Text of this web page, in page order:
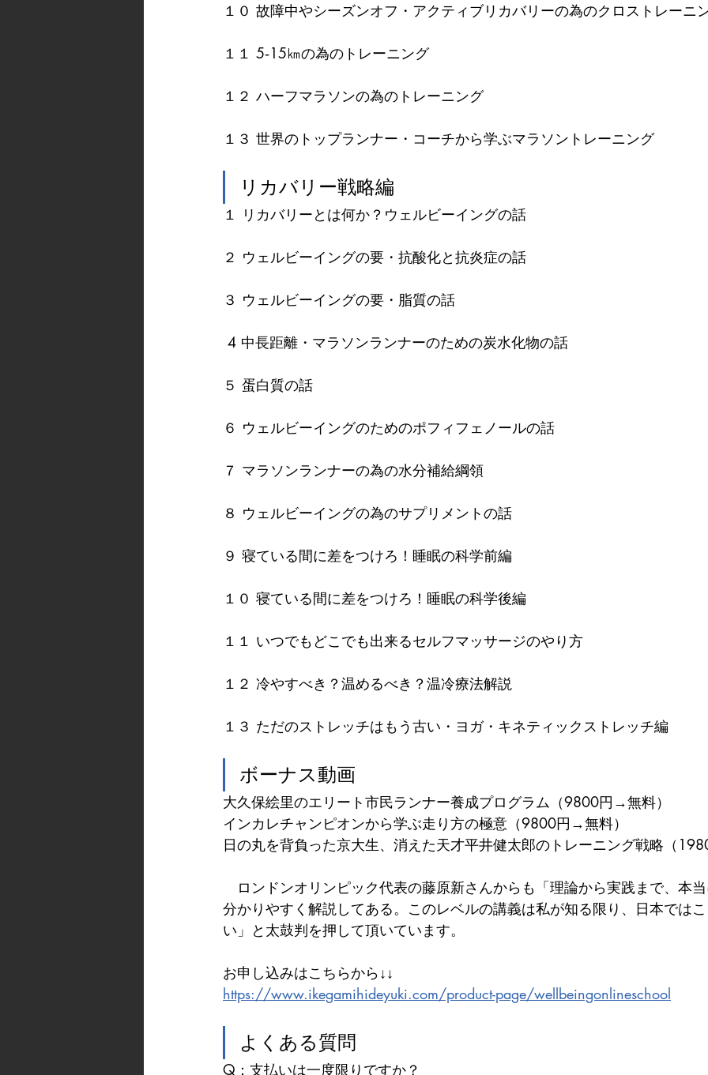
１０ 故障中やシーズンオフ・アクティブリカバリーの為のクロストレーニ
１１ 5‐15㎞の為のトレーニング
１２ ハーフマラソンの為のトレーニング
１３ 世界のトップランナー・コーチから学ぶマラソントレーニング
リカバリー戦略編
１ リカバリーとは何か？ウェルビーイングの話
２ ウェルビーイングの要・抗酸化と抗炎症の話
３ ウェルビーイングの要・脂質の話
4 中長距離・マラソンランナーのための炭水化物の話
５ 蛋白質の話
６ ウェルビーイングのためのポフィフェノールの話
７ マラソンランナーの為の水分補給綱領
８ ウェルビーイングの為のサプリメントの話
９ 寝ている間に差をつけろ！睡眠の科学前編
１０ 寝ている間に差をつけろ！睡眠の科学後編
１１ いつでもどこでも出来るセルフマッサージのやり方
１２ 冷やすべき？温めるべき？温冷療法解説
１３ ただのストレッチはもう古い・ヨガ・キネティックストレッチ編​​
ボーナス動画
大久保絵里のエリート市民ランナー養成プログラム（9800円→無料）
インカレチャンピオンから学ぶ走り方の極意（9800円→無料）
日の丸を背負った京大生、消えた天才平井健太郎のトレーニング戦略（
ロンドンオリンピック代表の藤原新さんからも「理論から実践まで、本
分かりやすく解説してある。このレベルの講義は私が知る限り、日本では
い」と太鼓判を押して頂いています。
お申し込みはこちらから↓↓
https://www.ikegamihideyuki.com/product-page/wellbeingonlineschool
よくある質問
Q：支払いは一度限りですか？